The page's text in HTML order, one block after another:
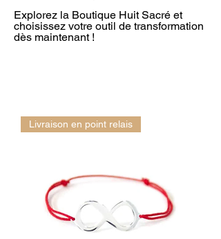
Explorez la Boutique Huit Sacré et
choisissez votre outil de transformation
dès maintenant !
Livraison en point relais